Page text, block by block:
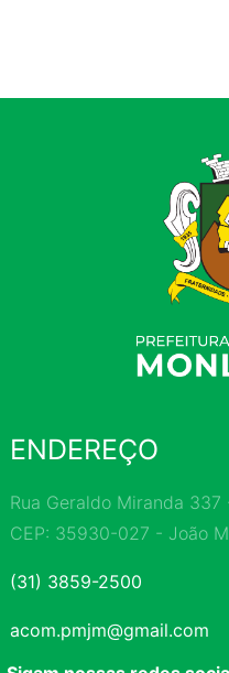
ENDEREÇO
Rua Geraldo Miranda
CEP: 35930-027 - João
(31) 3859-2500
acom.pmjm@gmail.com